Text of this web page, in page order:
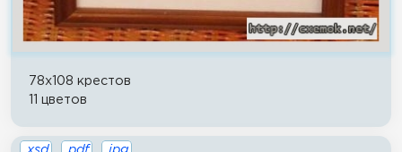
78x108 крестов
11 цветов